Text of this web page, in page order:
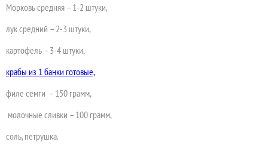
Морковь средняя – 1-2 штуки,
лук средний – 2-3 штуки,
картофель – 3-4 штуки,
крабы из 1 банки готовые,
филе семги – 150 грамм,
молочные сливки – 100 грамм,
соль, петрушка.